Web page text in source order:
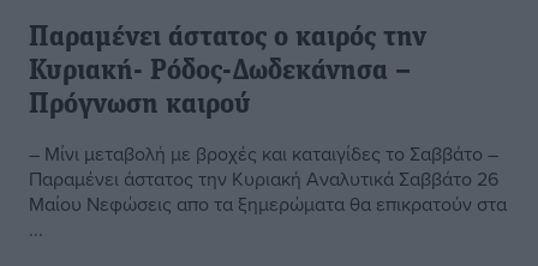
Παραμένει άστατος ο καιρός την
Κυριακή- Ρόδος-Δωδεκάνησα –
Πρόγνωση καιρού
– Μίνι μεταβολή με βροχές και καταιγίδες το Σαββάτο –
Παραμένει άστατος την Κυριακή Αναλυτικά Σαββάτο 26
Μαίου Νεφώσεις απο τα ξημερώματα θα επικρατούν στα
...